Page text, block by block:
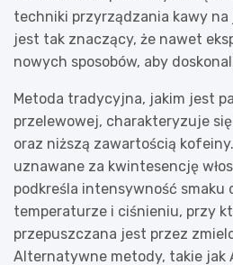
techniki przyrządzania kawy
jest tak znaczący, że nawet
nowych sposobów, aby
Metoda tradycyjna, jakim jest
przelewowej, charakteryzuje się
oraz niższą zawartością
uznawane za kwintesencję
podkreśla intensywność smaku
temperaturze i ciśnieniu, przy
przepuszczana jest przez
Alternatywne metody, takie jak